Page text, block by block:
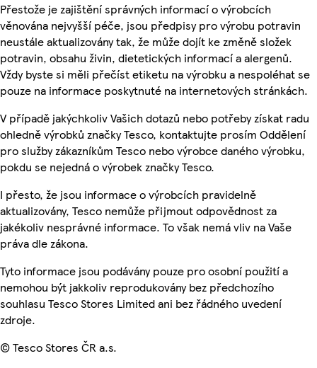
Přestože je zajištění správných informací o výrobcích
věnována nejvyšší péče, jsou předpisy pro výrobu potravin
neustále aktualizovány tak, že může dojít ke změně složek
potravin, obsahu živin, dietetických informací a alergenů.
Vždy byste si měli přečíst etiketu na výrobku a nespoléhat se
pouze na informace poskytnuté na internetových stránkách.
V případě jakýchkoliv Vašich dotazů nebo potřeby získat radu
ohledně výrobků značky Tesco, kontaktujte prosím Oddělení
pro služby zákazníkům Tesco nebo výrobce daného výrobku,
pokdu se nejedná o výrobek značky Tesco.
I přesto, že jsou informace o výrobcích pravidelně
aktualizovány, Tesco nemůže přijmout odpovědnost za
jakékoliv nesprávné informace. To však nemá vliv na Vaše
práva dle zákona.
Tyto informace jsou podávány pouze pro osobní použití a
nemohou být jakkoliv reprodukovány bez předchozího
souhlasu Tesco Stores Limited ani bez řádného uvedení
zdroje.
© Tesco Stores ČR a.s.